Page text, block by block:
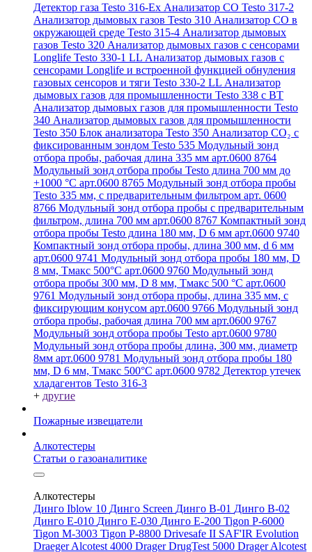
Детектор газа Testo 316-Ex Анализатор CO Testo 317-2
Анализатор дымовых газов Testo 310 Анализатор CO в
окружающей среде Testo 315-4 Анализатор дымовых
газов Testo 320 Анализатор дымовых газов с сенсорами
Longlife Testo 330-1 LL Анализатор дымовых газов с
сенсорами Longlife и встроенной функцией обнуления
газовых сенсоров и тяги Testo 330-2 LL Анализатор
дымовых газов для промышленности Testo 338 с BT
Анализатор дымовых газов для промышленности Testo
340 Анализатор дымовых газов для промышленности
Testo 350 Блок анализатора Testo 350 Анализатор СО₂ с
фиксированным зондом Testo 535 Модульный зонд
отбора пробы, рабочая длина 335 мм арт.0600 8764
Модульный зонд отбора пробы Testo длина 700 мм до
+1000 °С арт.0600 8765 Модульный зонд отбора пробы
Testo 335 мм, с предварительным фильтром арт. 0600
8766 Модульный зонд отбора пробы с предварительным
фильтром, длина 700 мм арт.0600 8767 Компактный зонд
отбора пробы Testo длина 180 мм, D 6 мм арт.0600 9740
Компактный зонд отбора пробы, длина 300 мм, d 6 мм
арт.0600 9741 Модульный зонд отбора пробы 180 мм, D
8 мм, Tмакс 500°С арт.0600 9760 Модульный зонд
отбора пробы 300 мм, D 8 мм, Tмакс 500 °C арт.0600
9761 Модульный зонд отбора пробы, длина 335 мм, с
фиксирующим конусом арт.0600 9766 Модульный зонд
отбора пробы, рабочая длина 700 мм арт.0600 9767
Модульный зонд отбора пробы Testo арт.0600 9780
Модульный зонд отбора пробы длина, 300 мм, диаметр
8мм арт.0600 9781 Модульный зонд отбора пробы 180
мм, D 6 мм, Tмакс 500°С арт.0600 9782 Детектор утечек
хладагентов Testo 316-3
+ другие
Пожарные извещатели
Алкотестеры
Статьи о газоаналитике
Алкотестеры
Динго Iblow 10 Динго Screen Динго В-01 Динго В-02
Динго Е-010 Динго Е-030 Динго Е-200 Tigon P-6000
Tigon M-3003 Tigon P-8800 Drivesafe II SAF'IR Evolution
Draeger Alcotest 4000 Drager DrugTest 5000 Drager Alcotest